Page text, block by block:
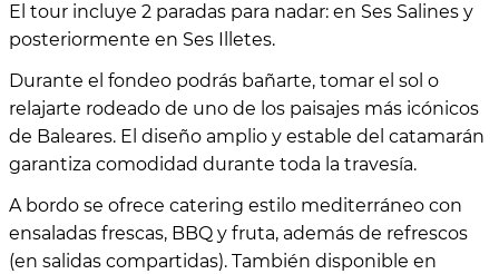
El tour incluye 2 paradas para nadar: en Ses Salines y
posteriormente en Ses Illetes.
Durante el fondeo podrás bañarte, tomar el sol o
relajarte rodeado de uno de los paisajes más icónicos
de Baleares. El diseño amplio y estable del catamarán
garantiza comodidad durante toda la travesía.
A bordo se ofrece catering estilo mediterráneo con
ensaladas frescas, BBQ y fruta, además de refrescos
(en salidas compartidas). También disponible en